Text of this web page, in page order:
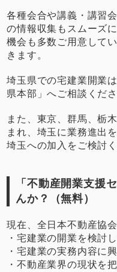
各種会合や講義・講習
の情報収集もスムーズ
機会も多数ご用意して
きます。
埼玉県での宅建業開業
県本部」へご相談くださ
また、東京、群馬、栃
まれ、埼玉に業務進出
埼玉への加入をご検討く
「不動産開業支援
んか？（無料）
現在、全日本不動産協
・宅建業の開業を検討
・宅建業の実務内容に
・不動産業界の現状を